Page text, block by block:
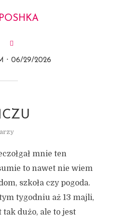
06/29/2026
mnie ten
to nawet nie wiem
szkoła czy pogoda.
tygodniu aż 13 majli,
tak dużo, ale to jest